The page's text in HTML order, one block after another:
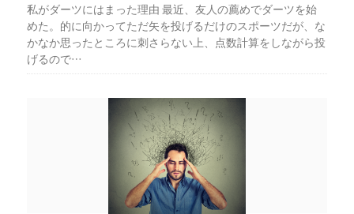
私がダーツにはまった理由 最近、友人の薦めでダーツを始
めた。的に向かってただ矢を投げるだけのスポーツだが、な
かなか思ったところに刺さらない上、点数計算をしながら投
げるので…